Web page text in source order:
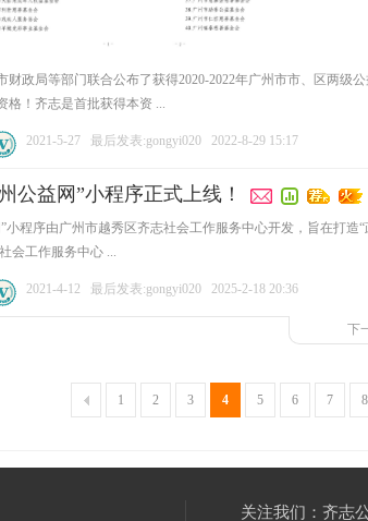
财政局等部门联合公布了获得2020-2022年广州市市、区两
格！齐志是首批获得本资 ...
2021-5-27 最后发表:gongyi020 2022-8-29 15:17
公益网”小程序正式上线！
小程序由广州市越秀区齐志社会工作服务中心开发，旨在打
会工作服务中心 ...
2021-4-12 最后发表:gongyi020 2025-2-18 20:36
下
1 2 3 4 5 6 7 8
关注我们：齐志